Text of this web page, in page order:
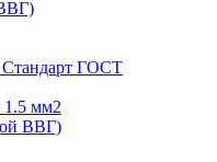
ГОСТ
1.5 мм2
ВВГ)